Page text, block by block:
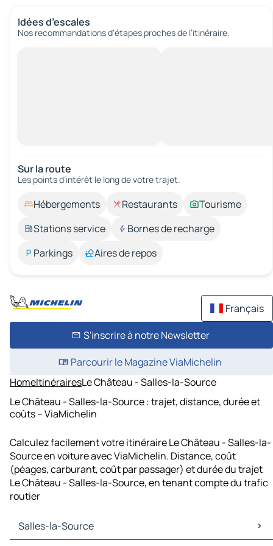
Idées d’escales
Nos recommandations d'étapes proches de l’itinéraire.
Sur la route
Les points d’intérêt le long de votre trajet.
Hébergements Restaurants
Tourisme
Stations service
Bornes de recharge
Parkings
Aires de repos
Français
S'inscrire à notre Newsletter
Parcourir le Magazine ViaMichelin
HomeItinérairesLe Château - Salles-la-Source
Le Château - Salles-la-Source : trajet, distance, durée et
coûts – ViaMichelin
Calculez facilement votre itinéraire Le Château - Salles-la-
Source en voiture avec ViaMichelin. Distance, coût
(péages, carburant, coût par passager) et durée du trajet
Le Château - Salles-la-Source, en tenant compte du trafic
routier
Salles-la-Source